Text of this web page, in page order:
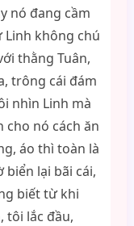
nó đang cầm
không chú
thằng Tuân,
trông cái đám
nhìn Linh mà
cho nó cách ăn
áo thì toàn là
lại bãi cái,
biết từ khi
tôi lắc đầu,